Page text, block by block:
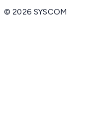
©2026 SYSCOM